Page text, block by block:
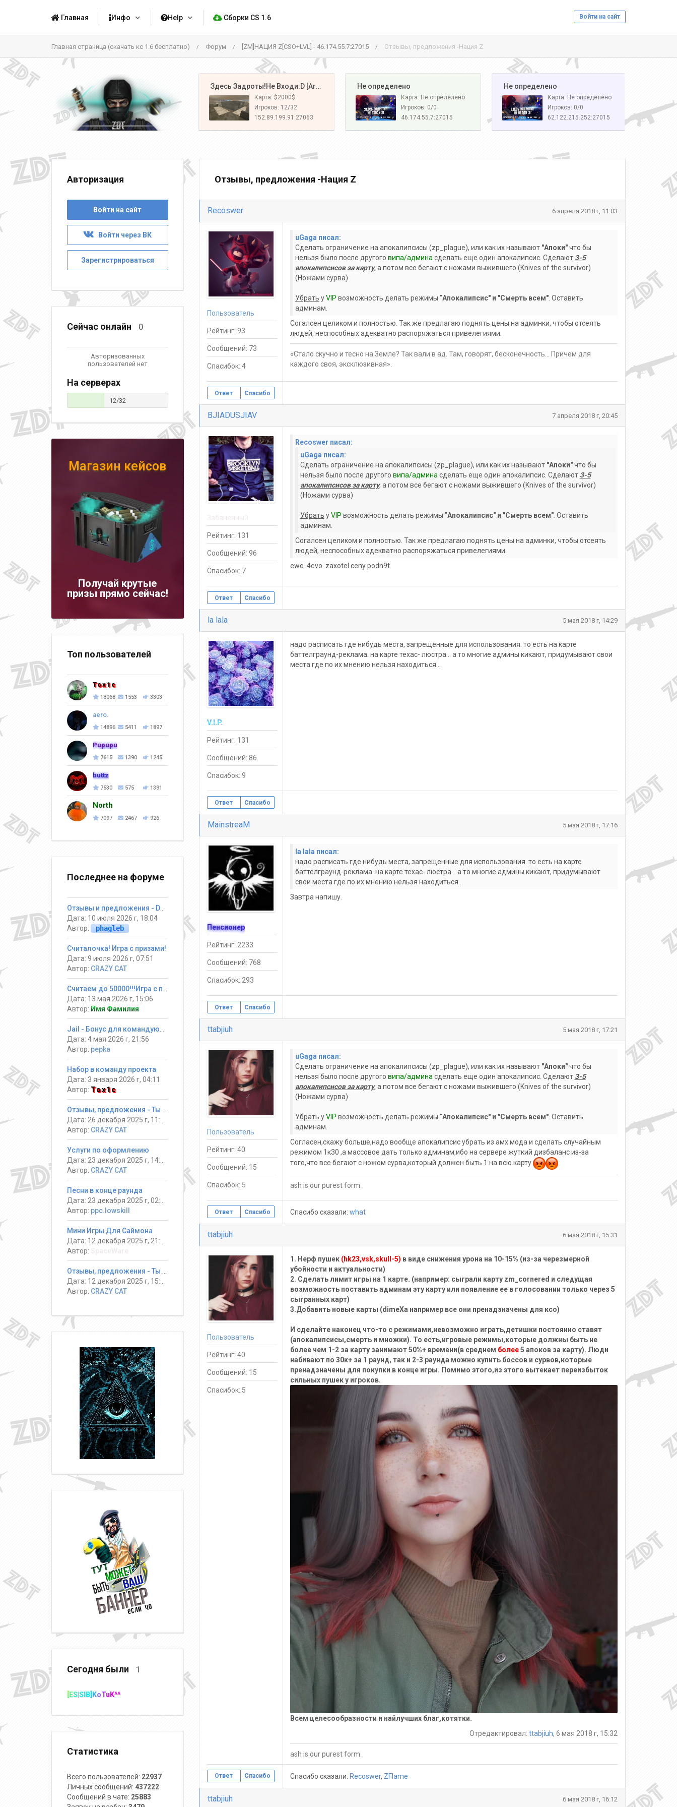
Войти на сайт
Главная Инфо Help Сборки CS 1.6
Главная страница (скачать кс 1.6 бесплатно) / Форум / [ZM]НАЦИЯ Z[CSO+LVL] - 46.174.55.7:27015 / Отзывы, предложения -Нация Z
️ Здесь Задроты!Не Входи:D [Army#1]
Карта: $2000$
Игроков: 12/32
152.89.199.91:27063
️ Не определено
Карта: Не определено
Игроков: 0/0
46.174.55.7:27015
️ Не определено
Карта: Не определено
Игроков: 0/0
62.122.215.252:27015
Отзывы, предложения -Нация Z
Recoswer 6 апреля 2018 г, 11:03
Пользователь
Рейтинг: 93
Сообщений: 73
Спасибок: 4
uGaga писал:
Сделать ограничение на апокалипсисы (zp_plague), или как их называют "Апоки"что бы
нельзя было после другого випа/админа сделать еще один апокалипсис. Сделают 3-5
апокалипсисов за карту, а потом все бегают с ножами выжившего (Knives of the survivor)
(Ножами сурва)
Убрать уVIP возможность делать режимы "Апокалипсис" и "Смерть всем". Оставить
админам.
Согалсен целиком и полностью. Так же предлагаю поднять цены на админки, чтобы отсеять
людей, неспособных адекватно распоряжаться привелегиями.
«Стало скучно и тесно на Земле? Так вали в ад. Там, говорят, бесконечность... Причем для
каждого своя, эксклюзивная».
Ответ Спасибо
BJIADUSJIAV 7 апреля 2018 г, 20:45
Рейтинг: 131
Сообщений: 96
Спасибок: 7
Recoswer писал:
uGaga писал:
Сделать ограничение на апокалипсисы (zp_plague), или как их называют "Апоки"что бы
нельзя было после другого випа/админа сделать еще один апокалипсис. Сделают 3-5
апокалипсисов за карту, а потом все бегают с ножами выжившего (Knives of the survivor)
(Ножами сурва)
Убрать уVIP возможность делать режимы "Апокалипсис" и "Смерть всем". Оставить
админам.
Согалсен целиком и полностью. Так же предлагаю поднять цены на админки, чтобы отсеять
людей, неспособных адекватно распоряжаться привелегиями.
ewe 4evo zaxotel ceny podn9t
Ответ Спасибо
la lala 5 мая 2018 г, 14:29
V.I.P.
Рейтинг: 131
Сообщений: 86
Спасибок: 9
надо расписать где нибудь места, запрещенные для использования. то есть на карте
баттелграунд-реклама. на карте техас- люстра... а то многие админы кикают, придумывают свои
места где по их мнению нельзя находиться...
Ответ Спасибо
MainstreaM 5 мая 2018 г, 17:16
Пенсионер
Рейтинг: 2233
Сообщений: 768
Спасибок: 293
la lala писал:
надо расписать где нибудь места, запрещенные для использования. то есть на карте
баттелграунд-реклама. на карте техас- люстра... а то многие админы кикают, придумывают
свои места где по их мнению нельзя находиться...
Завтра напишу.
Ответ Спасибо
ttabjiuh 5 мая 2018 г, 17:21
Пользователь
Рейтинг: 40
Сообщений: 15
Спасибок: 5
uGaga писал:
Сделать ограничение на апокалипсисы (zp_plague), или как их называют "Апоки"что бы
нельзя было после другого випа/админа сделать еще один апокалипсис. Сделают 3-5
апокалипсисов за карту, а потом все бегают с ножами выжившего (Knives of the survivor)
(Ножами сурва)
Убрать уVIP возможность делать режимы "Апокалипсис" и "Смерть всем". Оставить
админам.
Согласен,скажу больше,надо вообще апокалипсис убрать из амх мода и сделать случайным
режимом 1к30 ,а массовое дать только админам,ибо на сервере жуткий дизбаланс из-за
того,что все бегают с ножом сурва,который должен быть 1 на всю карту
ash is our purest form.
Ответ Спасибо Спасибо сказали: what
ttabjiuh 6 мая 2018 г, 15:31
Пользователь
Рейтинг: 40
Сообщений: 15
Спасибок: 5
1. Нерф пушек (hk23,vsk,skull-5) в виде снижения урона на 10-15% (из-за черезмерной
убойности и актуальности)
2. Сделать лимит игры на 1 карте. (например: сыграли карту zm_cornered и следущая
возможность поставить админам эту карту или появление ее в голосовании только через 5
сыгранных карт)
3.Добавить новые карты (dimeXa например все они пренадзначены для ксо)
И сделайте наконец что-то с режимами,невозможно играть,детишки постоянно ставят
(апокалипсисы,смерть и множки). То есть,игровые режимы,которые должны быть не
более чем 1-2 за карту занимают 50%+ времени(в среднем более5 апоков за карту). Люди
набивают по 30к+ за 1 раунд, так и 2-3 раунда можно купить боссов и сурвов,которые
пренадзначены для покупки в конце игры. Помимо этого,из этого вытекает переизбыток
сильных пушек у игроков.
Всем целесообразности и найлучших благ,котятки.
Отредактировал: ttabjiuh, 6 мая 2018 г, 15:32
ash is our purest form.
Ответ Спасибо Спасибо сказали: Recoswer, ZFlame
ttabjiuh 6 мая 2018 г, 16:12
Авторизация
Войти на сайт
Войти через ВК
Зарегистрироваться
Сейчас онлайн 0
Авторизованных
пользователей нет
На серверах
12/32
Магазин кейсов
Получай крутые
призы прямо сейчас!
Топ пользователей
Tox1c
18068 1553 3303
aero.
14896 5411 1897
Pupupu
7615 1390 1245
buttz
7530 575 1391
North
7097 2467 926
Последнее на форуме
Дата: 10 июля 2026 г, 18:04
Автор:
phagleb
Считалочка! Игра с призами!
Дата: 9 июля 2026 г, 07:51
Автор: CRAZY CAT
Дата: 13 мая 2026 г, 15:06
Автор: Имя Фамилия
Дата: 4 мая 2026 г, 21:56
Автор: pepka
Набор в команду проекта
Дата: 3 января 2026 г, 04:11
Автор: Tox1c
Автор: CRAZY CAT
Услуги по оформлению
Автор: CRAZY CAT
Песни в конце раунда
Автор: ppc.lowskill
Мини Игры Для Саймона
Автор:
Автор: CRAZY CAT
Сегодня были 1
[ES|SIB]KoTuK^^
Статистика
Всего пользователей: 22937
Личных сообщений: 437222
Сообщений в чате: 25883